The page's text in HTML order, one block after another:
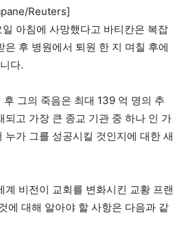
Reuters]
아침에 사망했다고 바티칸은 복잡
은 후 병원에서 퇴원 한 지 며칠 후에
다.
후 그의 죽음은 최대 139 억 명의 추
되고 가장 큰 종교 기관 중 하나 인 가
누가 그를 성공시킬 것인지에 대한 새
계 비전이 교회를 변화시킨 교황 프랜
에 대해 알아야 할 사항은 다음과 같